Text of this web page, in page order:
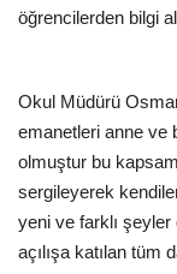
öğrencilerden bilgi
Okul Müdürü
emanetleri anne ve
olmuştur bu
sergileyerek
yeni ve farklı
açılışa katılan tüm